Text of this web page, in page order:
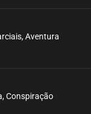
Aventura
Conspiração